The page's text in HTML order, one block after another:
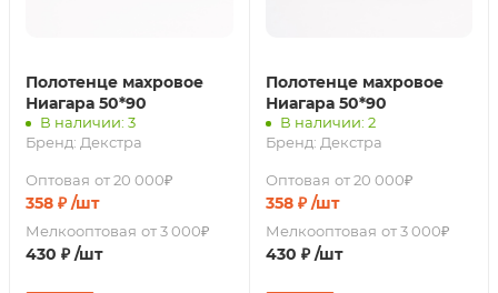
Полотенце махровое
Ниагара 50*90
В наличии: 3
Бренд: Декстра
Оптовая от 20 000₽
358 ₽ /шт
Мелкооптовая от 3 000₽
430 ₽ /шт
Полотенце махровое
Ниагара 50*90
В наличии: 2
Бренд: Декстра
Оптовая от 20 000₽
358₽ /шт
Мелкооптовая от 3 000₽
430 ₽ /шт